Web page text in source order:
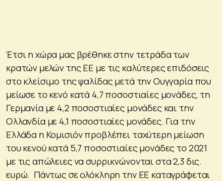
Έτσι η χώρα μας βρέθηκε στην τετράδα των
κρατών μελών της ΕΕ με τις καλύτερες επιδόσεις
στο κλείσιμο της ψαλίδας μετά την Ουγγαρία που
μείωσε το κενό κατά 4,7 ποσοστιαίες μονάδες, τη
Γερμανία με 4,2 ποσοστιαίες μονάδες και την
Ολλανδία με 4,1 ποσοστιαίες μονάδες. Για την
Ελλάδα η Κομισιόν προβλέπει ταχύτερη μείωση
του κενού κατά 5,7 ποσοστιαίες μονάδες το 2021
με τις απώλειες να συρρικνώνονται στα 2,3 δις.
ευρώ. Πάντως σε ολόκληρη την ΕΕ καταγράφεται